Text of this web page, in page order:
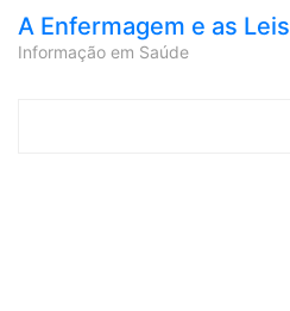
A Enfermagem e as Leis
Informação em Saúde